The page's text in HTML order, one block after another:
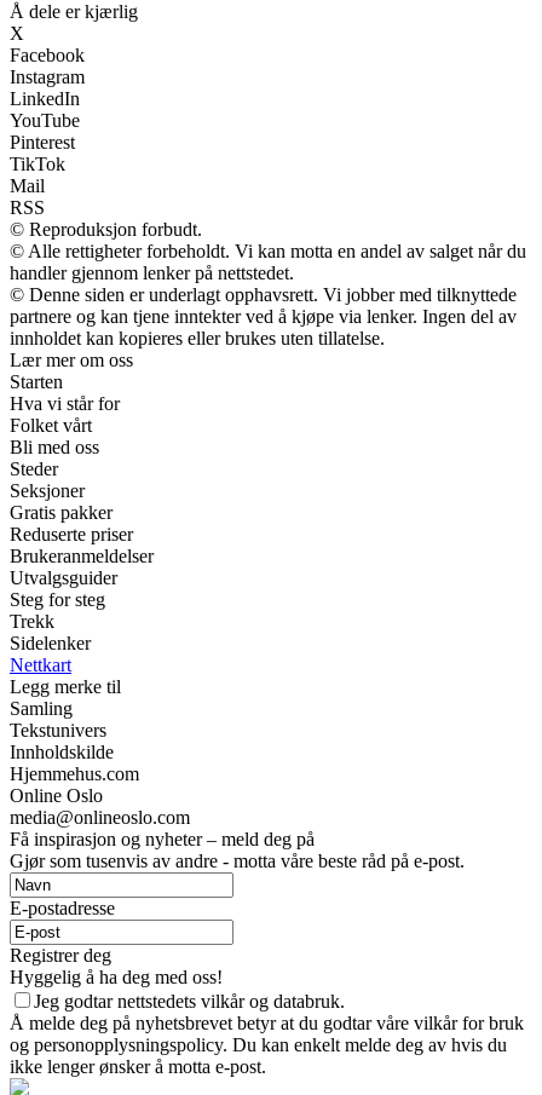
Å dele er kjærlig
X
Facebook
Instagram
LinkedIn
YouTube
Pinterest
TikTok
Mail
RSS
© Reproduksjon forbudt.
© Alle rettigheter forbeholdt. Vi kan motta en andel av salget når du
handler gjennom lenker på nettstedet.
© Denne siden er underlagt opphavsrett. Vi jobber med tilknyttede
partnere og kan tjene inntekter ved å kjøpe via lenker. Ingen del av
innholdet kan kopieres eller brukes uten tillatelse.
Lær mer om oss
Starten
Hva vi står for
Folket vårt
Bli med oss
Steder
Seksjoner
Gratis pakker
Reduserte priser
Brukeranmeldelser
Utvalgsguider
Steg for steg
Trekk
Sidelenker
Nettkart
Legg merke til
Samling
Tekstunivers
Innholdskilde
Hjemmehus.com
Online Oslo
media@onlineoslo.com
Få inspirasjon og nyheter – meld deg på
Gjør som tusenvis av andre - motta våre beste råd på e-post.
E-postadresse
Registrer deg
Hyggelig å ha deg med oss!
Jeg godtar nettstedets vilkår og databruk.
Å melde deg på nyhetsbrevet betyr at du godtar våre vilkår for bruk
og personopplysningspolicy. Du kan enkelt melde deg av hvis du
ikke lenger ønsker å motta e-post.